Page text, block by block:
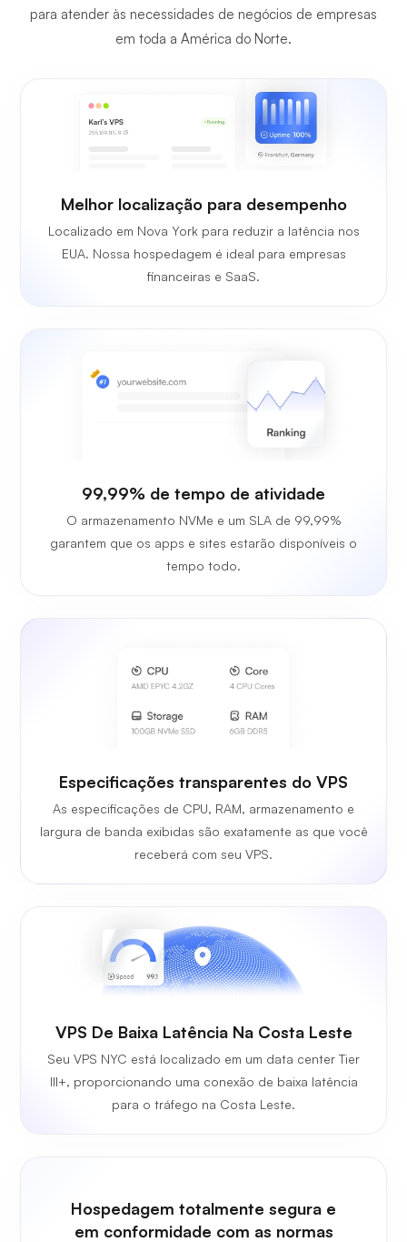
para atender às necessidades de negócios de empresas
em toda a América do Norte.
Melhor localização para desempenho
Localizado em Nova York para reduzir a latência nos
EUA. Nossa hospedagem é ideal para empresas
financeiras e SaaS.
99,99% de tempo de atividade
O armazenamento NVMe e um SLA de 99,99%
garantem que os apps e sites estarão disponíveis o
tempo todo.
Especificações transparentes do VPS
As especificações de CPU, RAM, armazenamento e
largura de banda exibidas são exatamente as que você
receberá com seu VPS.
VPS De Baixa Latência Na Costa Leste
Seu VPS NYC está localizado em um data center Tier
III+, proporcionando uma conexão de baixa latência
para o tráfego na Costa Leste.
Hospedagem totalmente segura e
em conformidade com as normas